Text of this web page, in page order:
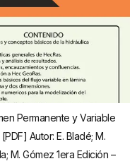
Permanente y Variable
Autor: E. Bladé; M.
M. Gómez 1era Edición –